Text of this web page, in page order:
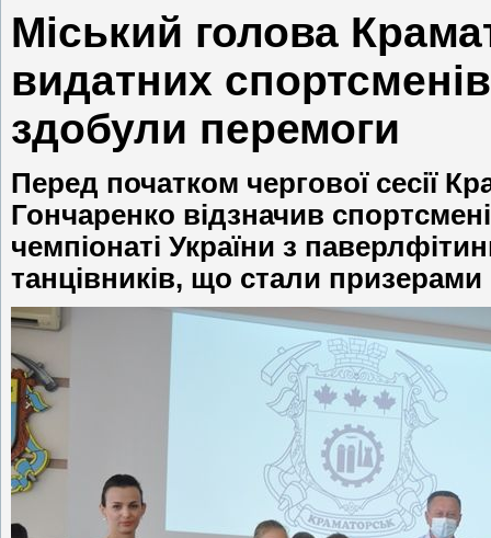
Міський голова
видатних
здобули перемоги
Перед початком чергової сесії
Гончаренко відзначив
чемпіонаті України з
танцівників, що стали